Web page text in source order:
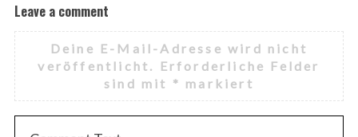
Leave a comment
Deine E-Mail-Adresse wird nicht
veröffentlicht.
Erforderliche Felder
sind mit * markiert